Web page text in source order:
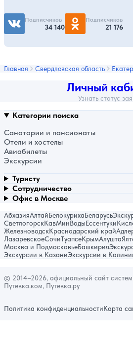
Подписчиков
34 140
Подписчиков
21 176
Главная Свердловская область
Личный
Узнать статус
Категории поиска
Санатории и пансионаты
Отели и хостелы
Авиабилеты
Экскурсии
Туристу
Сотрудничество
Офис в Москве
АбхазияАлтайБелокурихаБеларусь
СветлогорскКавМинВодыЕссентуки
ЖелезноводскКраснодарский край
ЛазаревскоеСочиТуапсеКрымАлушта
Москва и ПодмосковьеБашкирия
Экскурсии в КазаниЭкскурсии в
© 2014–2026, официальный сайт
Путевка.ком, Путевка.ру
Политика конфиденциальностиКарта